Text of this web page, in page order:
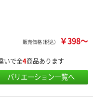
販売価格（税込） ￥398～
いで全4商品あります
バリエーション一覧へ